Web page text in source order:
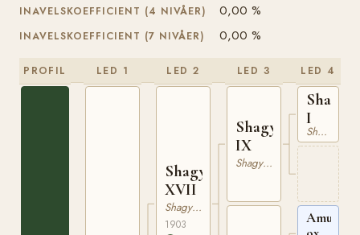
INAVELSKOEFFICIENT (4 NIVÅER) 0,00 %
INAVELSKOEFFICIENT (7 NIVÅER) 0,00 %
PROFIL LED 1 LED 2
Shagya
XVII
Shagya-arab
1903
LED 3
Shagya
IX
Shagya-arab
LED 4
Shagya
I
Shagya-arab
Amurath